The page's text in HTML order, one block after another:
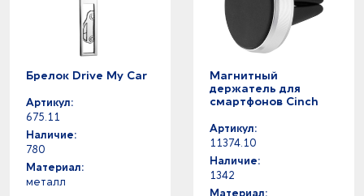
Брелок Drive My Car
Артикул:
675.11
Наличие:
780
Материал:
металл
Магнитный
держатель для
смартфонов Cinch
Артикул:
11374.10
Наличие:
1342
Материал: